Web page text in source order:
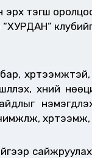
тэгш
“ХУРДАН”
хүний